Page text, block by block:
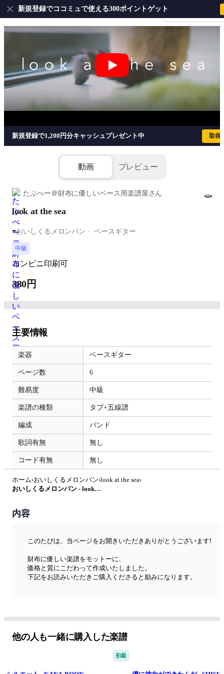
会員登録・ログイ
新規登録でココミュで使える300ポイントゲット
look at the sea - おいしくるメロンパ
新規登録で1,200円分キャッシュプレゼント中 取得
動画 プレビュー
たぶべー＠財布に優しいベース用楽譜屋さん
look at the sea
-おいしくるメロンパン ベースギター
中級
コンビニ印刷可
380円
主要情報
楽器 ベースギター
ページ数 6
難易度 中級
楽譜の種類 タブ+五線譜
編成 バンド
歌詞有無 無し
コード有無 無し
ホーム›おいしくるメロンパン›look at the sea›
おいしくるメロンパン - look at the sea by たぶべー@財布に優しいベース用楽譜屋さん
内容
このたびは、当ページをお開きいただきありがとうございます!
財布に優しい楽譜をモットーに、
価格と質にこだわって作成いたしました。
下記をお読みいただきご購入くださると励みになります。
作成し、販売をしております。
◆楽譜のポイント
五線譜とTAB譜面の2段譜です。
TABの数字を見やすくする為に大きくして、
他の人も一緒に購入した楽譜
初級